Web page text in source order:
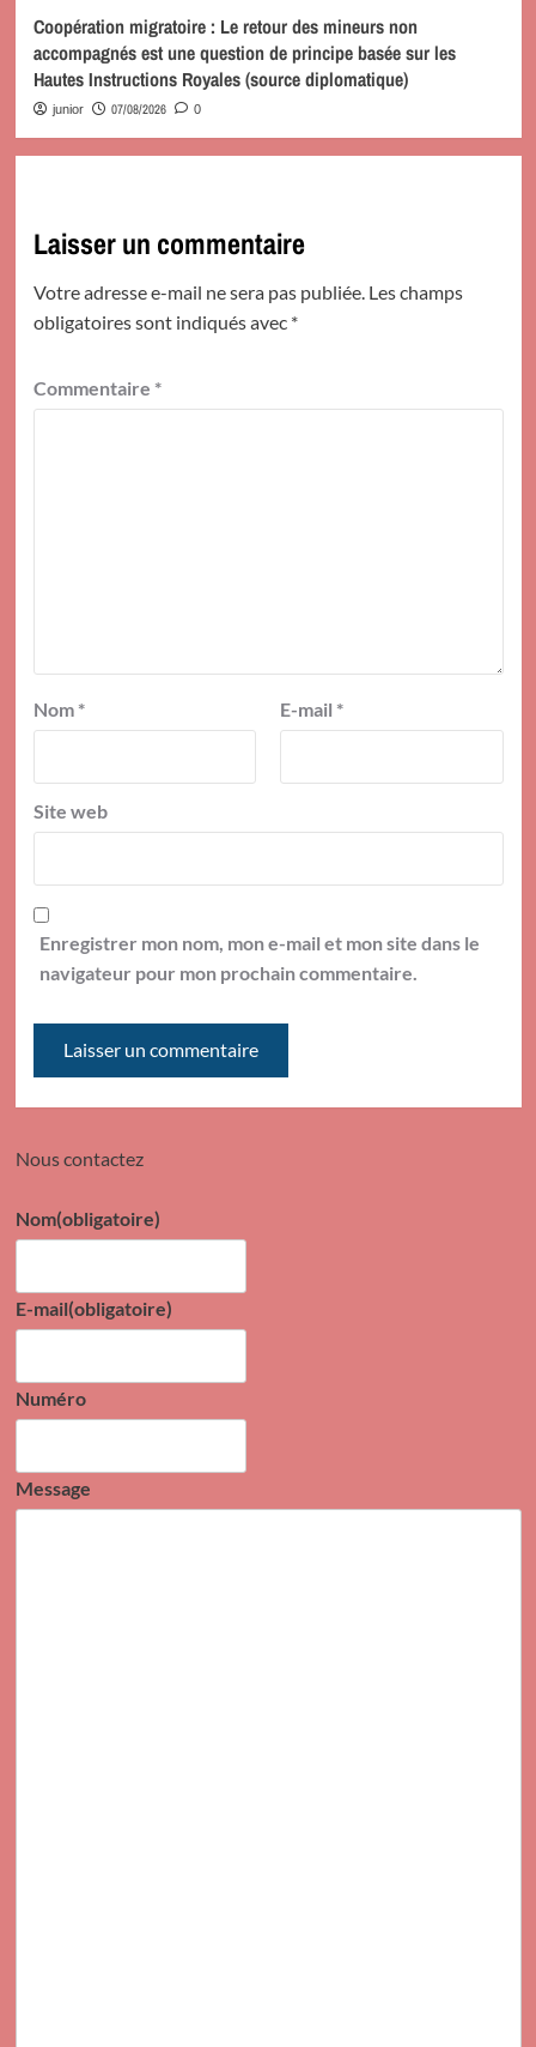
Coopération migratoire : Le retour des mineurs non
accompagnés est une question de principe basée sur les
Hautes Instructions Royales (source diplomatique)
junior 07/08/2026 0
Laisser un commentaire
Votre adresse e-mail ne sera pas publiée. Les champs
obligatoires sont indiqués avec *
Commentaire *
Nom * E-mail *
Site web
Enregistrer mon nom, mon e-mail et mon site dans le
navigateur pour mon prochain commentaire.
Nous contactez
Nom(obligatoire)
E-mail(obligatoire)
Numéro
Message